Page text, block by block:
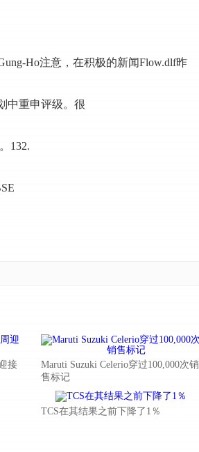
Ho注意，在积极的新闻Flow.dlf昨
中重申评级。很
132.
接
Maruti Suzuki Celerio穿过100,000次销
售标记
TCS在其结果之前下降了1％